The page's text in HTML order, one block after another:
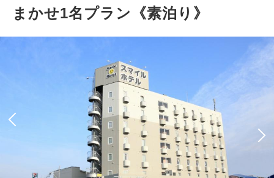
まかせ1名プラン《素泊り》